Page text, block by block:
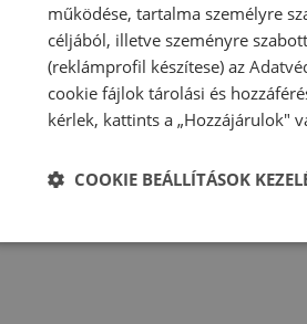
működése, tartalma személyre
céljából, illetve szeményre
(reklámprofil készítese) az
cookie fájlok tárolási és
kérlek, kattints a „Hozzájárulok"
COOKIE BEÁLLÍTÁSOK